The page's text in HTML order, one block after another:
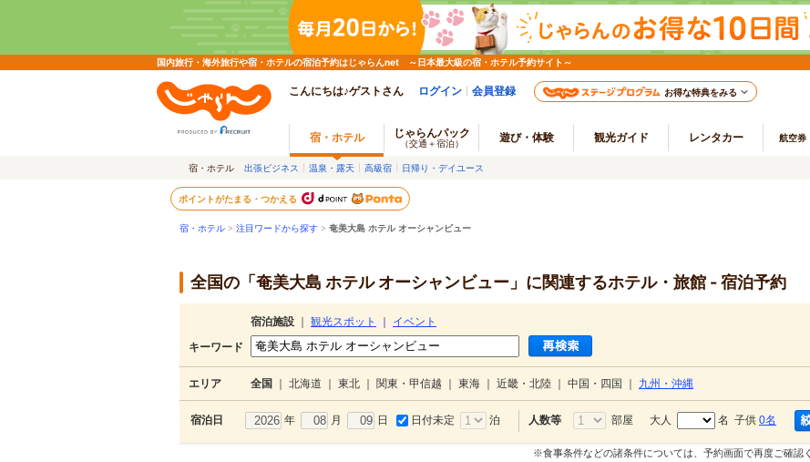
国内旅行・海外旅行や宿・ホテルの宿泊予約はじゃらんnet ～日本最大級の宿・ホテル予約サイト～
こんにちは♪ゲストさん ログイン 会員登録 お得な特典をみる
宿・ホテル じゃらんパック
（交通＋宿泊） 遊び・体験 観光ガイド レンタカー 航空券
宿・ホテル 出張ビジネス 温泉・露天 高級宿 日帰り・デイユース
ポイントがたまる・つかえる
宿・ホテル > 注目ワードから探す > 奄美大島 ホテル オーシャンビュー
全国の「奄美大島 ホテル オーシャンビュー」に関連するホテル・旅館 - 宿泊予約
宿泊施設 観光スポット
イベント
キーワード
エリア 全国 北海道 東北 関東・甲信越 東海 近畿・北陸 中国・四国 九州・沖縄
宿泊日 年 月 日 日付未定 泊 人数等 部屋 大人 名 子供 0名
※食事条件などの諸条件については、予約画面で再度ご確認